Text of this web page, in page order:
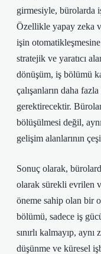
girmesiyle, bürolarda
Özellikle yapay zeka
işin otomatikleşmesine
stratejik ve yaratıcı
dönüşüm, iş bölümü
çalışanların daha
gerektirecektir.
bölüşülmesi değil,
gelişim alanlarının
Sonuç olarak,
olarak sürekli evrilen
öneme sahip olan bir
bölümü, sadece iş
sınırlı kalmayıp,
düşünme ve küresel